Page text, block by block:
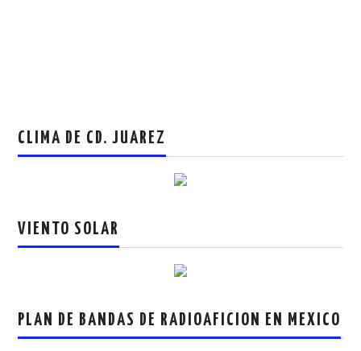
CLIMA DE CD. JUAREZ
VIENTO SOLAR
PLAN DE BANDAS DE RADIOAFICION EN MEXICO